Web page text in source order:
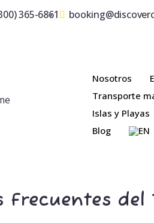
365-6861
Nosotros
Transporte
Islas y Playas
Blog
EN
Frecuentes